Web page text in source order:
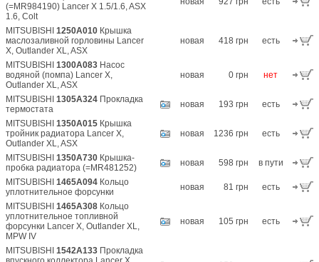
(=MR984190) Lancer X 1.5/1.6, ASX
1.6, Colt
MITSUBISHI 1250A010 Крышка
маслозаливной горловины Lancer
X, Outlander XL, ASX
новая 418 грн есть
MITSUBISHI 1300A083 Насос
водяной (помпа) Lancer X,
Outlander XL, ASX
новая 0 грн нет
MITSUBISHI 1305A324 Прокладка
термостата
новая 193 грн
есть
MITSUBISHI 1350A015 Крышка
тройник радиатора Lancer X,
Outlander XL, ASX
новая 1236 грн есть
MITSUBISHI 1350A730 Крышка-
пробка радиатора (=MR481252)
новая 598 грн
в пути
MITSUBISHI 1465A094 Кольцо
уплотнительное форсунки
новая 81 грн
есть
MITSUBISHI 1465A308 Кольцо
уплотнительное топливной
форсунки Lancer X, Outlander XL,
MPW IV
новая 105 грн есть
MITSUBISHI 1542A133 Прокладка